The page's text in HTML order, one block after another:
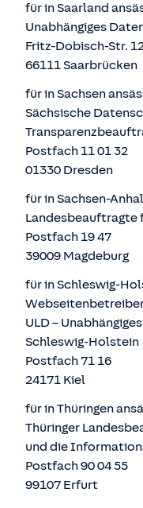
für in Saarland
Unabhängiges
Fritz-Dobisch-Str.
66111 Saarbrücken
für in Sachsen
Sächsische
Postfach 11 01 32
01330 Dresden
für in Sachsen-
Landesbeauftragte
Postfach 19 47
39009 Magdeburg
für in Schleswig-
ULD –
Schleswig-Holstein
Postfach 71 16
24171 Kiel
für in Thüringen
Thüringer
und die
Postfach 90 04 55
99107 Erfurt